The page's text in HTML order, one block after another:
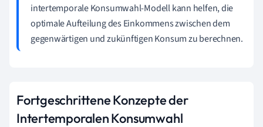
intertemporale Konsumwahl-Modell kann helfen, die
optimale Aufteilung des Einkommens zwischen dem
gegenwärtigen und zukünftigen Konsum zu berechnen.
Fortgeschrittene Konzepte der
Intertemporalen Konsumwahl